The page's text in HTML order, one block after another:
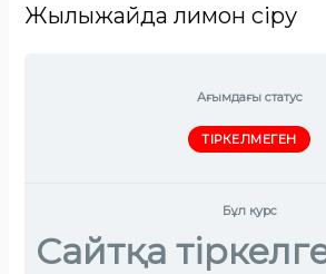
Жылыжайда лимон өсіру
Ағымдағы статус
ТІРКЕЛМЕГЕН
Бұл курс
Сайтқа